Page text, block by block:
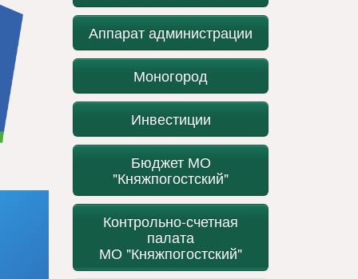
Аппарат администрации
Моногород
Инвестиции
Бюджет МО
"Княжпогостский"
Контрольно-счетная
палата
МО "Княжпогостский"